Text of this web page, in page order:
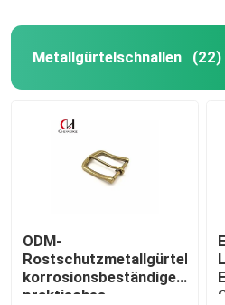
Metallgürtelschnallen (22)
ODM-
korrosionsbeständiges
praktisches